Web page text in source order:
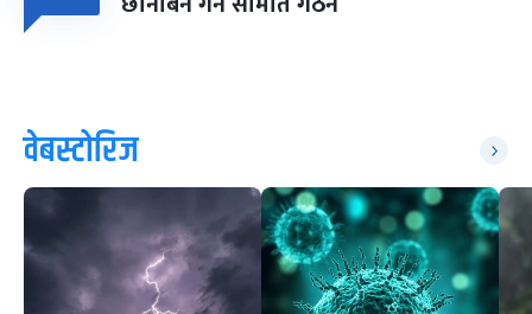
वेबस्टोरिज